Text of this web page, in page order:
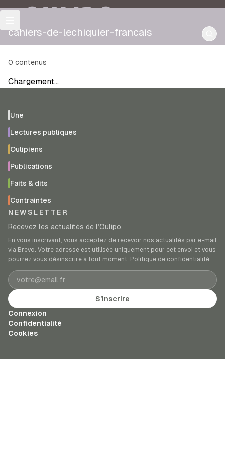
OULIPO
cahiers-de-lechiquier-francais
0 contenus
Chargement…
Une
Lectures publiques
Oulipiens
Publications
Faits & dits
Contraintes
NEWSLETTER
Recevez les actualités de l’Oulipo.
En vous inscrivant, vous acceptez de recevoir nos actualités par e-mail
via Brevo. Votre adresse est utilisée uniquement pour cet envoi et vous
pourrez vous désinscrire à tout moment. Politique de confidentialité.
Adresse e-mail
S’inscrire
Connexion
Confidentialité
Cookies